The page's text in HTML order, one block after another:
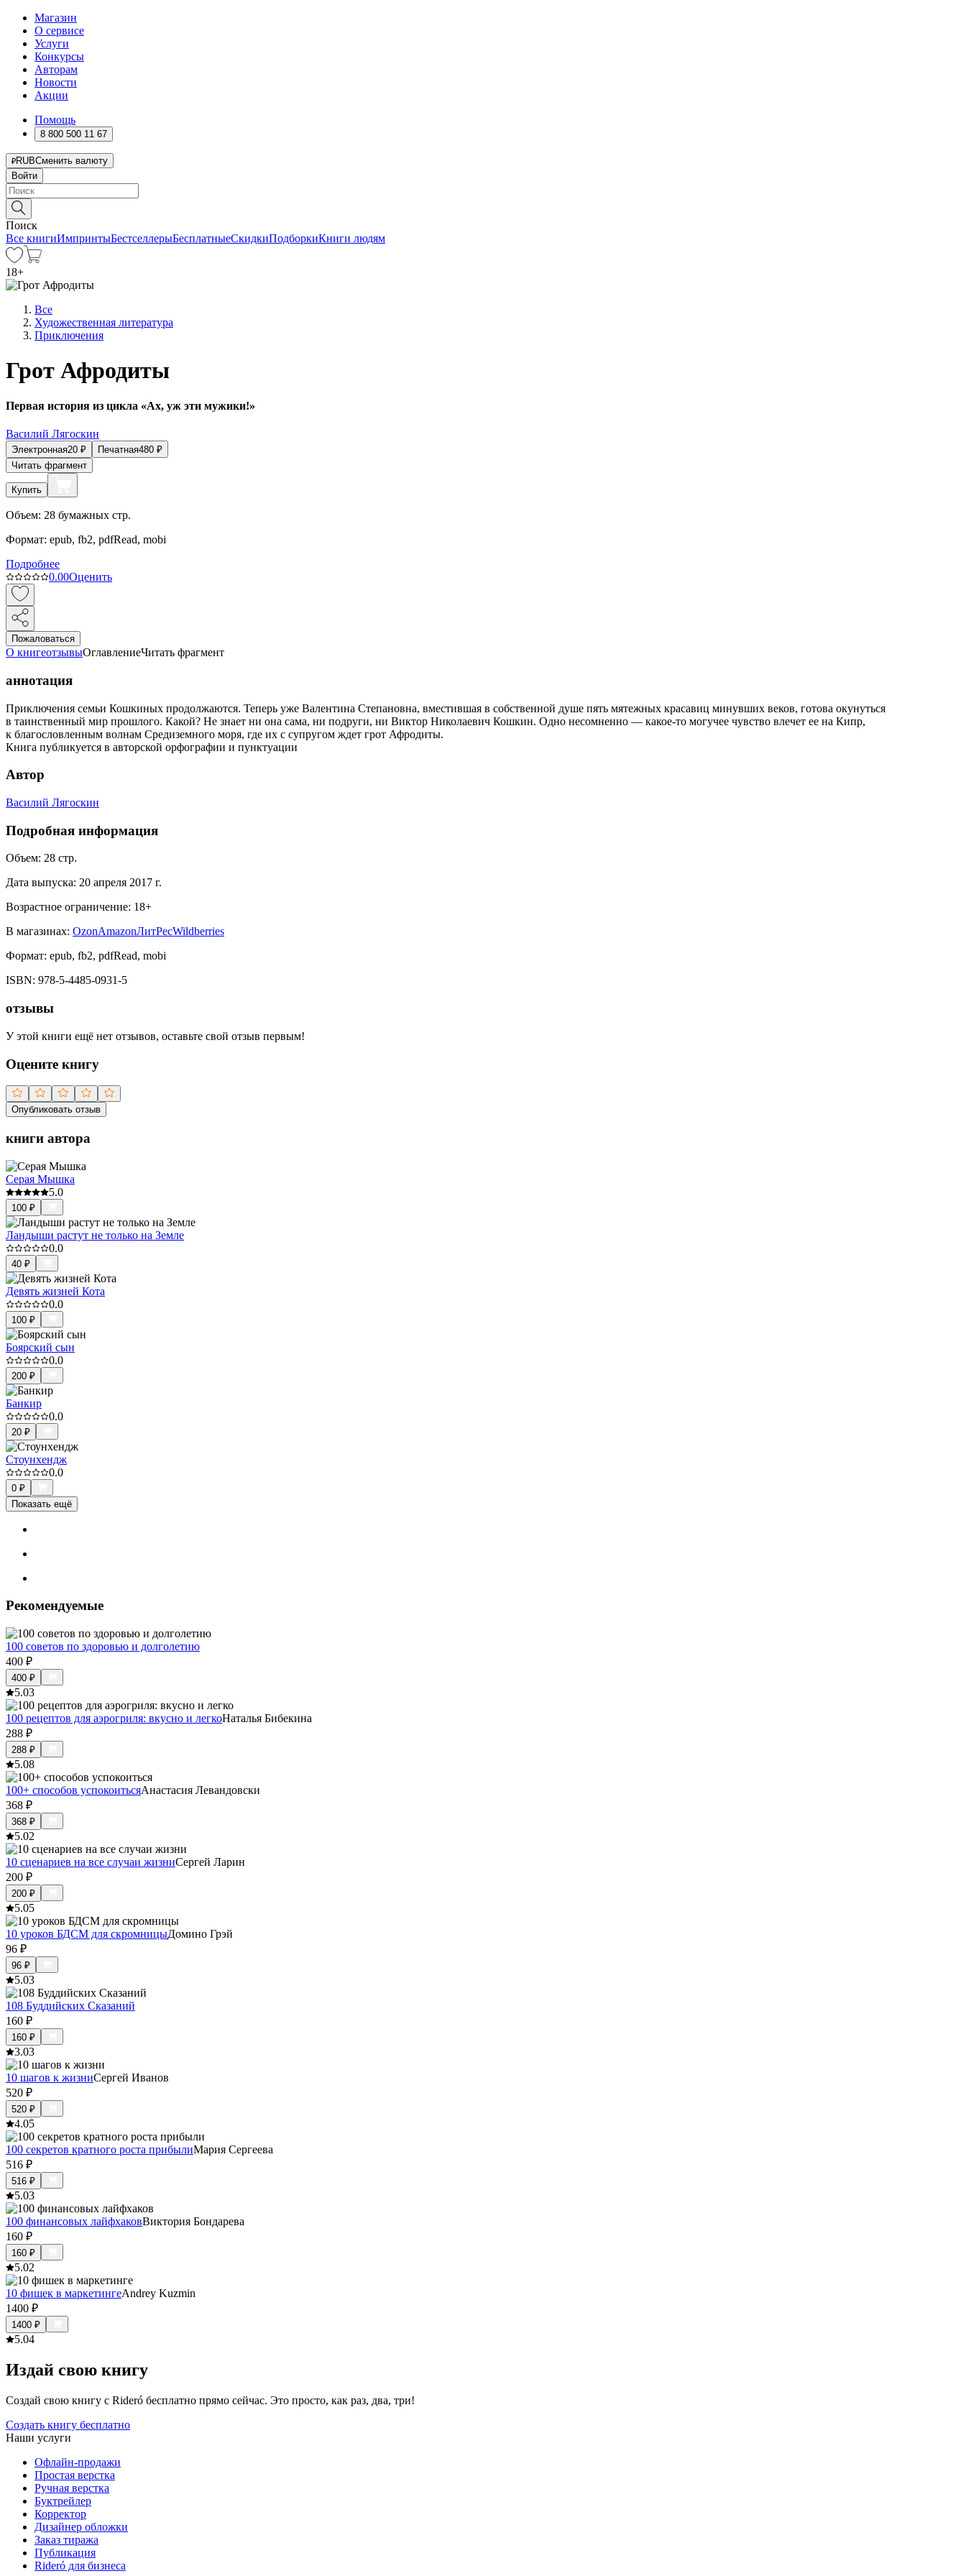
Магазин
О сервисе
Услуги
Конкурсы
Авторам
Новости
Акции
Помощь
8 800 500 11 67
RUBСменить валюту
Войти
Поиск
Все книгиИмпринтыБестселлерыБесплатныеСкидкиПодборкиКниги людям
18+
Все
Художественная литература
Приключения
Грот Афродиты
Первая история из цикла «Ах, уж эти мужики!»
Василий Лягоскин
Электронная20 ₽ Печатная480 ₽
Читать фрагмент
Купить
Объем: 28 бумажных стр.
Формат: epub, fb2, pdfRead, mobi
Подробнее
0.00Оценить
Пожаловаться
О книгеотзывыОглавлениеЧитать фрагмент
аннотация
Приключения семьи Кошкиных продолжаются. Теперь уже Валентина Степановна, вместившая в собственной душе пять мятежных красавиц минувших веков, готова окунуться
в таинственный мир прошлого. Какой? Не знает ни она сама, ни подруги, ни Виктор Николаевич Кошкин. Одно несомненно — какое-то могучее чувство влечет ее на Кипр,
к благословленным волнам Средиземного моря, где их с супругом ждет грот Афродиты.
Книга публикуется в авторской орфографии и пунктуации
Автор
Василий Лягоскин
Подробная информация
Объем: 28 стр.
Дата выпуска: 20 апреля 2017 г.
Возрастное ограничение: 18+
В магазинах: OzonAmazonЛитРесWildberries
Формат: epub, fb2, pdfRead, mobi
ISBN: 978-5-4485-0931-5
отзывы
У этой книги ещё нет отзывов, оставьте свой отзыв первым!
Оцените книгу
Опубликовать отзыв
книги автора
Серая Мышка
5.0
100 ₽
Ландыши растут не только на Земле
0.0
40 ₽
Девять жизней Кота
0.0
100 ₽
Боярский сын
0.0
200 ₽
Банкир
0.0
20 ₽
Стоунхендж
0.0
0 ₽
Показать ещё
Рекомендуемые
100 советов по здоровью и долголетию
400 ₽
400 ₽
5.03
100 рецептов для аэрогриля: вкусно и легкоНаталья Бибекина
288 ₽
288 ₽
5.08
100+ способов успокоитьсяАнастасия Левандовски
368 ₽
368 ₽
5.02
10 сценариев на все случаи жизниСергей Ларин
200 ₽
200 ₽
5.05
10 уроков БДСМ для скромницыДомино Грэй
96 ₽
96 ₽
5.03
108 Буддийских Сказаний
160 ₽
160 ₽
3.03
10 шагов к жизниСергей Иванов
520 ₽
520 ₽
4.05
100 секретов кратного роста прибылиМария Сергеева
516 ₽
516 ₽
5.03
100 финансовых лайфхаковВиктория Бондарева
160 ₽
160 ₽
5.02
10 фишек в маркетингеAndrey Kuzmin
1400 ₽
1400 ₽
5.04
Издай свою книгу
Создай свою книгу с Rideró бесплатно прямо сейчас. Это просто, как раз, два, три!
Создать книгу бесплатно
Наши услуги
Офлайн-продажи
Простая верстка
Ручная верстка
Буктрейлер
Корректор
Дизайнер обложки
Заказ тиража
Публикация
Rideró для бизнеса